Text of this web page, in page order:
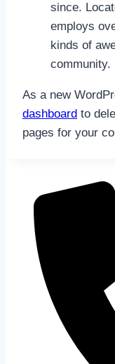
since.
employs
kinds of
community.
As a new
dashboard to
pages for your